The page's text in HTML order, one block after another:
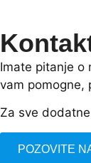
Imate pitanje o
vam pomogne,
Za sve
POZOVITE